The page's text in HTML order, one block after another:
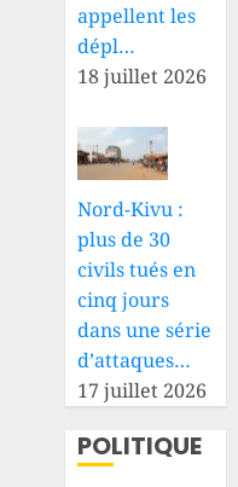
appellent les
dépl…
18 juillet 2026
Nord-Kivu :
plus de 30
civils tués en
cinq jours
dans une série
d’attaques…
17 juillet 2026
POLITIQUE